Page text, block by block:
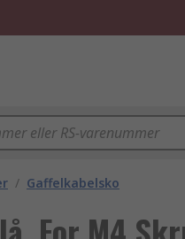
/ Gaffelkabelsko